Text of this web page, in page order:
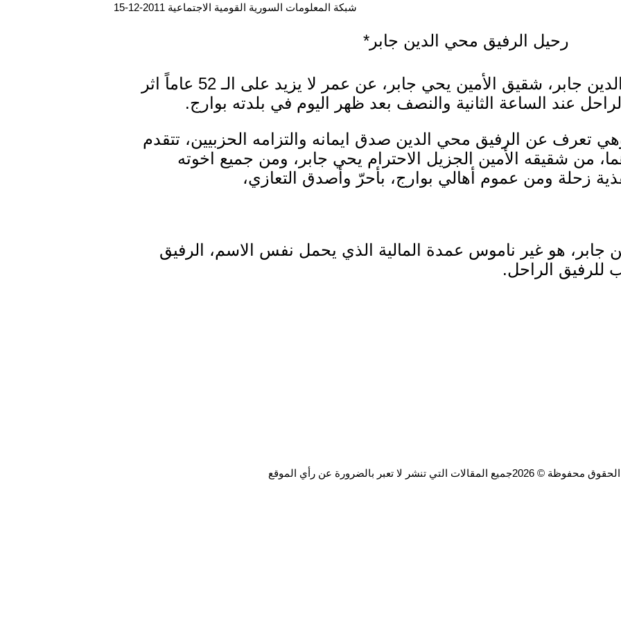
شبكة المعلومات السورية القومية الاجتماعية 2011-12-15
رحيل الرفيق محي الدين جابر*
وافت المنيّة الرفيق محي الدين جابر، شقيق الأمين يحي جابر، عن عمر لا يزيد على الـ 52 عاماً اثر
عند الساعة الثانية والنصف بعد ظهر اليوم في بلدته بوارج.
تعرف عن الرفيق محي الدين صدق ايمانه والتزامه الحزبيين، تتقدم
من شقيقه الأمين الجزيل الاحترام يحي جابر، ومن جميع اخوته
زحلة ومن عموم أهالي بوارج، بأحرّ وأصدق التعازي،
جابر، هو غير ناموس عمدة المالية الذي يحمل نفس الاسم، الرفيق
للرفيق الراحل.
© 2026جميع المقالات التي تنشر لا تعبر بالضرورة عن رأي الموقع